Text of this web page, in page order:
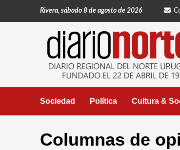
Rivera, sábado 8 de agosto de 2026
Sociedad Política Cultura &
Columnas de